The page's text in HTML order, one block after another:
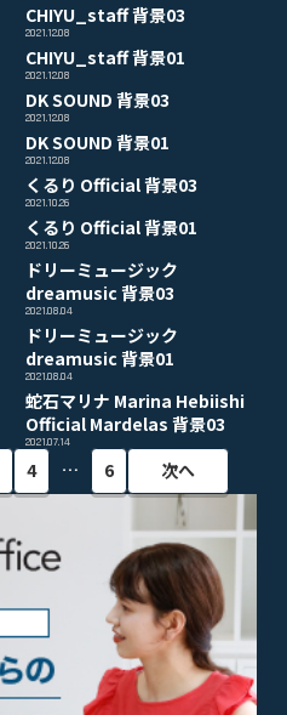
CHIYU_staff 背景03
2021.12.08
CHIYU_staff 背景01
2021.12.08
DK SOUND 背景03
2021.12.08
DK SOUND 背景01
2021.12.08
くるり Official 背景03
2021.10.26
くるり Official 背景01
2021.10.26
ドリーミュージック
dreamusic 背景03
2021.08.04
ドリーミュージック
dreamusic 背景01
2021.08.04
蛇石マリナ Marina Hebiishi
Official Mardelas 背景03
2021.07.14
4 … 6 次へ